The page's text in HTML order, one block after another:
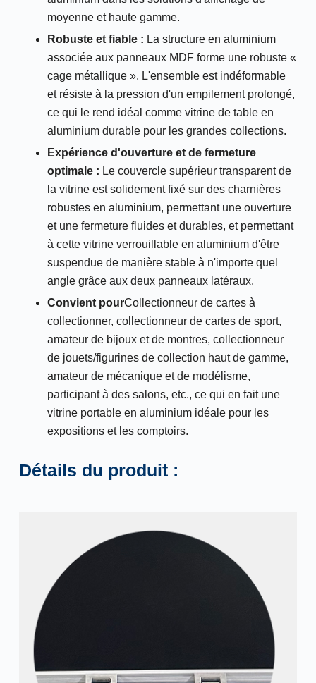
moyenne et haute gamme.
Robuste et fiable : La structure en aluminium
associée aux panneaux MDF forme une robuste «
cage métallique ». L'ensemble est indéformable
et résiste à la pression d'un empilement prolongé,
ce qui le rend idéal comme vitrine de table en
aluminium durable pour les grandes collections.
Expérience d'ouverture et de fermeture
optimale : Le couvercle supérieur transparent de
la vitrine est solidement fixé sur des charnières
robustes en aluminium, permettant une ouverture
et une fermeture fluides et durables, et permettant
à cette vitrine verrouillable en aluminium d'être
suspendue de manière stable à n'importe quel
angle grâce aux deux panneaux latéraux.
Convient pourCollectionneur de cartes à
collectionner, collectionneur de cartes de sport,
amateur de bijoux et de montres, collectionneur
de jouets/figurines de collection haut de gamme,
amateur de mécanique et de modélisme,
participant à des salons, etc., ce qui en fait une
vitrine portable en aluminium idéale pour les
expositions et les comptoirs.
Détails du produit :